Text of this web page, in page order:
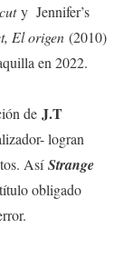
y Jennifer’s
El origen (2010)
en 2022.
de J.T
logran
AsíStrange
obligado